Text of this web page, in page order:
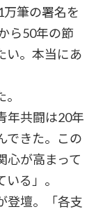
筆の署名を
ら50年の節
い。本当にあ
年共闘は20年
できた。この
心が高まって
る」。
登壇。「各支